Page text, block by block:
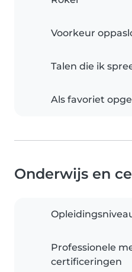
Voorkeur
Talen die ik
Als favoriet
Onderwijs en
Professionele
certificeringen